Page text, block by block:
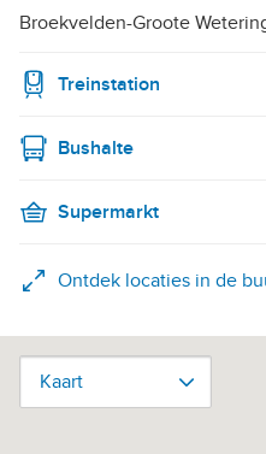
Broekvelden-Groote
Treinstation
Bushalte
Supermarkt
Ontdek locaties in de
Kaart
Kaart